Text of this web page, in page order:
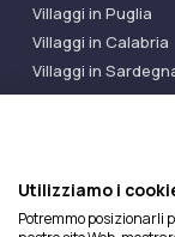
Villaggi in Puglia
Villaggi in Calabria
Villaggi in
Villaggi Bluserena
Ilmiovillaggio è
Utilizziamo i
Potremmo posizionarli